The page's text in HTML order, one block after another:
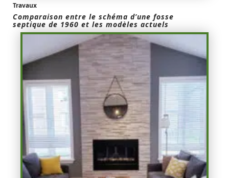
Travaux
Comparaison entre le schéma d’une fosse
septique de 1960 et les modèles actuels